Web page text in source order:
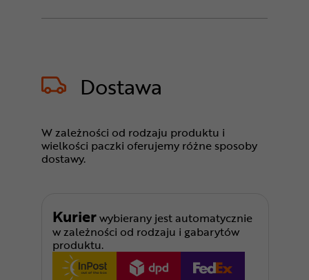
Dostawa
W zależności od rodzaju produktu i
wielkości paczki oferujemy różne sposoby
dostawy.
Kurierwybierany jest automatycznie
w zależności od rodzaju i gabarytów
produktu.